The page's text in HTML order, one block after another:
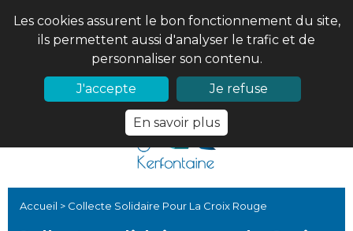
Les cookies assurent le bon fonctionnement du site,
ils permettent aussi d'analyser le trafic et de
personnaliser son contenu.
J'accepte
Je refuse
En savoir plus
02 97 56 61 18
Accueil > Collecte Solidaire Pour La Croix Rouge